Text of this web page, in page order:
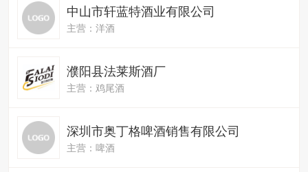
中山市轩蓝特酒业有限公司
主营：洋酒
濮阳县法莱斯酒厂
主营：鸡尾酒
深圳市奥丁格啤酒销售有限公司
主营：啤酒